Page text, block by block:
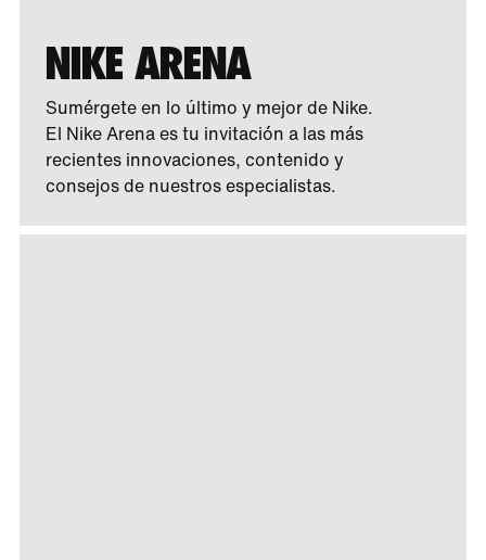
NIKE ARENA
Sumérgete en lo último y mejor de Nike.
El Nike Arena es tu invitación a las más
recientes innovaciones, contenido y
consejos de nuestros especialistas.